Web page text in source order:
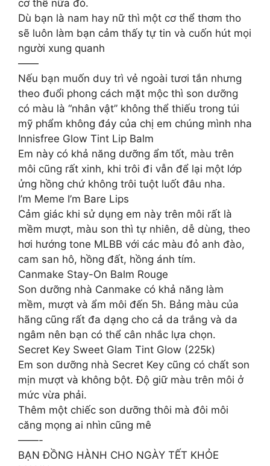
cơ thể nữa đó.
Dù bạn là nam hay nữ thì một cơ thể thơm tho
sẽ luôn làm bạn cảm thấy tự tin và cuốn hút mọi
người xung quanh
——
Nếu bạn muốn duy trì vẻ ngoài tươi tắn nhưng
theo đuổi phong cách mặt mộc thì son dưỡng
có màu là “nhân vật” không thể thiếu trong túi
mỹ phẩm không đáy của chị em chúng mình nha
Innisfree Glow Tint Lip Balm
Em này có khả năng dưỡng ẩm tốt, màu trên
môi cũng rất xinh, khi trôi đi vẫn để lại một lớp
ửng hồng chứ không trôi tuột luốt đâu nha.
I’m Meme I’m Bare Lips
Cảm giác khi sử dụng em này trên môi rất là
mềm mượt, màu son thì tự nhiên, dễ dùng, theo
hơi hướng tone MLBB với các màu đỏ anh đào,
cam san hô, hồng đất, hồng ánh tím.
Canmake Stay-On Balm Rouge
Son dưỡng nhà Canmake có khả năng làm
mềm, mượt và ẩm môi đến 5h. Bảng màu của
hãng cũng rất đa dạng cho cả da trắng và da
ngâm nên bạn có thể cân nhắc lựa chọn.
Secret Key Sweet Glam Tint Glow (225k)
Em son dưỡng nhà Secret Key cũng có chất son
mịn mượt và không bột. Độ giữ màu trên môi ở
mức vừa phải.
Thêm một chiếc son dưỡng thôi mà đôi môi
căng mọng ai nhìn cũng mê
——-
BẠN ĐỒNG HÀNH CHO NGÀY TẾT KHỎE